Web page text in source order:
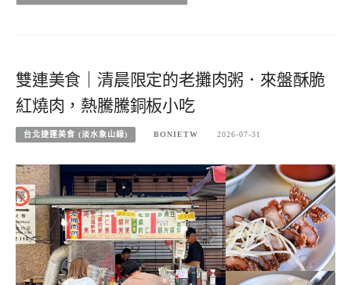
雙連美食｜清晨限定的老攤肉粥．來盤酥脆
紅燒肉，熱騰騰銅板小吃
台北捷運美食 (淡水象山線) BONIETW 2026-07-31